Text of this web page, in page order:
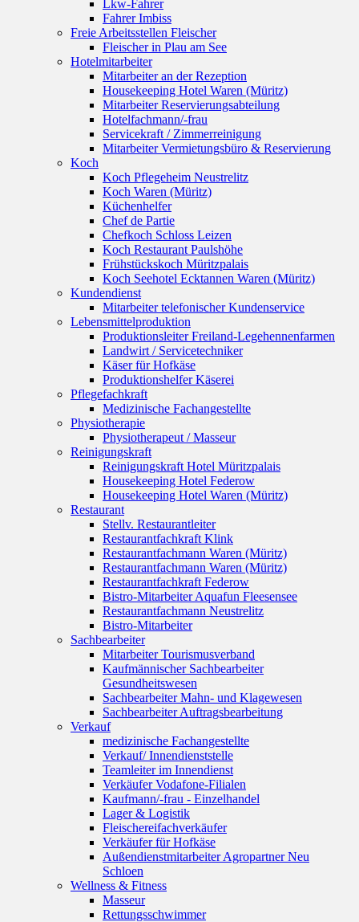
Lkw-Fahrer
Fahrer Imbiss
Freie Arbeitsstellen Fleischer
Fleischer in Plau am See
Hotelmitarbeiter
Mitarbeiter an der Rezeption
Housekeeping Hotel Waren (Müritz)
Mitarbeiter Reservierungsabteilung
Hotelfachmann/-frau
Servicekraft / Zimmerreinigung
Mitarbeiter Vermietungsbüro & Reservierung
Koch
Koch Pflegeheim Neustrelitz
Koch Waren (Müritz)
Küchenhelfer
Chef de Partie
Chefkoch Schloss Leizen
Koch Restaurant Paulshöhe
Frühstückskoch Müritzpalais
Koch Seehotel Ecktannen Waren (Müritz)
Kundendienst
Mitarbeiter telefonischer Kundenservice
Lebensmittelproduktion
Produktionsleiter Freiland-Legehennenfarmen
Landwirt / Servicetechniker
Käser für Hofkäse
Produktionshelfer Käserei
Pflegefachkraft
Medizinische Fachangestellte
Physiotherapie
Physiotherapeut / Masseur
Reinigungskraft
Reinigungskraft Hotel Müritzpalais
Housekeeping Hotel Federow
Housekeeping Hotel Waren (Müritz)
Restaurant
Stellv. Restaurantleiter
Restaurantfachkraft Klink
Restaurantfachmann Waren (Müritz)
Restaurantfachmann Waren (Müritz)
Restaurantfachkraft Federow
Bistro-Mitarbeiter Aquafun Fleesensee
Restaurantfachmann Neustrelitz
Bistro-Mitarbeiter
Sachbearbeiter
Mitarbeiter Tourismusverband
Kaufmännischer Sachbearbeiter
Gesundheitswesen
Sachbearbeiter Mahn- und Klagewesen
Sachbearbeiter Auftragsbearbeitung
Verkauf
medizinische Fachangestellte
Verkauf/ Innendienststelle
Teamleiter im Innendienst
Verkäufer Vodafone-Filialen
Kaufmann/-frau - Einzelhandel
Lager & Logistik
Fleischereifachverkäufer
Verkäufer für Hofkäse
Außendienstmitarbeiter Agropartner Neu
Schloen
Wellness & Fitness
Masseur
Rettungsschwimmer